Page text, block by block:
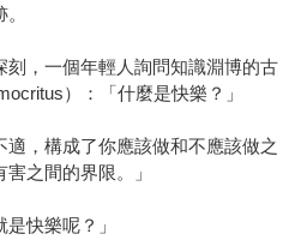
，一個年輕人詢問知識淵博的古
）：「什麼是快樂？」
，構成了你應該做和不應該做之
之間的界限。」
快樂呢？」